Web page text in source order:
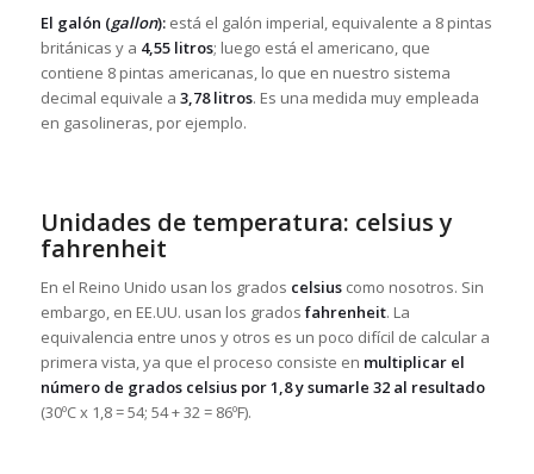
El galón (gallon):está el galón imperial, equivalente a 8 pintas
británicas y a 4,55 litros; luego está el americano, que
contiene 8 pintas americanas, lo que en nuestro sistema
decimal equivale a 3,78 litros. Es una medida muy empleada
en gasolineras, por ejemplo.
Unidades de temperatura: celsius y
fahrenheit
En el Reino Unido usan los grados celsiuscomo nosotros. Sin
embargo, en EE.UU. usan los grados fahrenheit. La
equivalencia entre unos y otros es un poco difícil de calcular a
primera vista, ya que el proceso consiste en multiplicar el
número de grados celsius por 1,8 y sumarle 32 al resultado
(30ºC x 1,8 = 54; 54 + 32 = 86ºF).